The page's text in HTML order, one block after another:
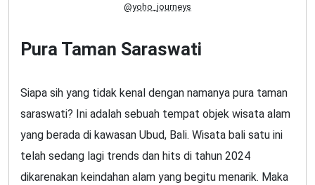
@yoho_journeys
Pura Taman Saraswati
Siapa sih yang tidak kenal dengan namanya pura taman
saraswati? Ini adalah sebuah tempat objek wisata alam
yang berada di kawasan Ubud, Bali. Wisata bali satu ini
telah sedang lagi trends dan hits di tahun 2024
dikarenakan keindahan alam yang begitu menarik. Maka